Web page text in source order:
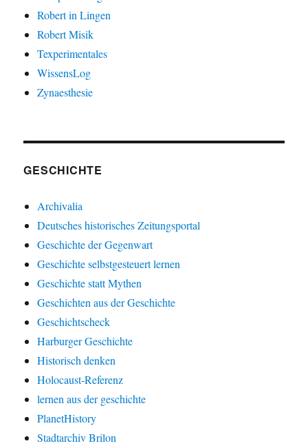
Robert in Lingen
Robert Misik
Texperimentales
WissensLog
Zynaesthesie
GESCHICHTE
Archivalia
Deutsches historisches Zeitungsportal
Geschichte der Gegenwart
Geschichte selbstgesteuert lernen
Geschichte statt Mythen
Geschichten aus der Geschichte
Geschichtscheck
Harburger Geschichte
Historisch denken
Holocaust-Referenz
lernen aus der geschichte
PlanetHistory
Stadtarchiv Brilon